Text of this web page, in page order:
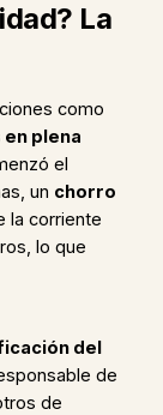
La
como
plena
el
un chorro
la corriente
lo que
del
de
de